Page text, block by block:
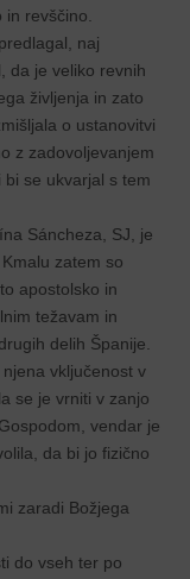
revščino.
naj
da je veliko revnih
življenja in zato
o ustanovitvi
z zadovoljevanjem
se ukvarjal s tem
Sáncheza, SJ, je
zatem so
apostolsko in
težavam in
delih Španije.
vključenost v
se je vrniti v zanjo
vendar je
da bi jo fizično
zaradi Božjega
do vseh ter po